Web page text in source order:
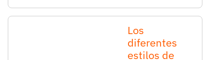
Los
diferentes
estilos de